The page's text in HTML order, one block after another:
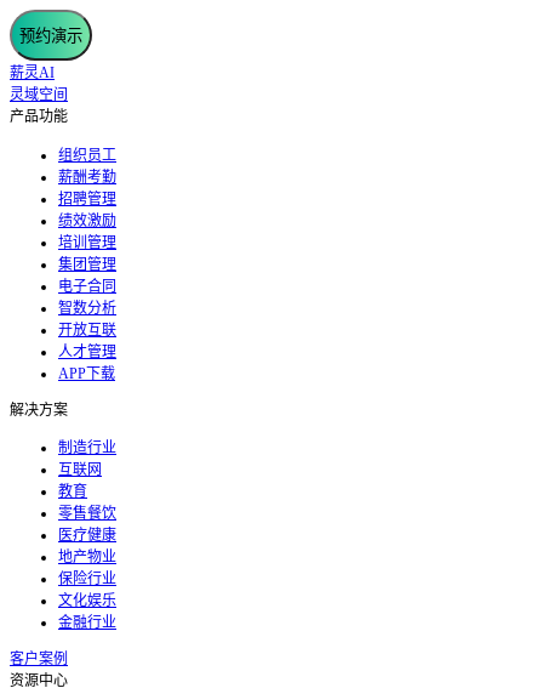
预约演示
薪灵AI
灵域空间
产品功能
组织员工
薪酬考勤
招聘管理
绩效激励
培训管理
集团管理
电子合同
智数分析
开放互联
人才管理
APP下载
解决方案
制造行业
互联网
教育
零售餐饮
医疗健康
地产物业
保险行业
文化娱乐
金融行业
客户案例
资源中心